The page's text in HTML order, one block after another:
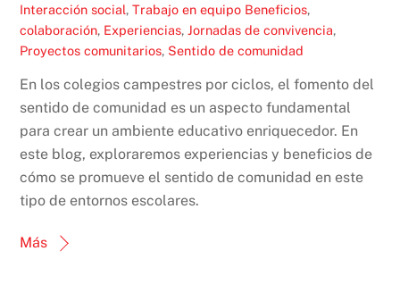
Interacción social,Trabajo en equipo Beneficios,
colaboración, Experiencias,Jornadas de convivencia,
Proyectos comunitarios, Sentido de comunidad
En los colegios campestres por ciclos, el fomento del
sentido de comunidad es un aspecto fundamental
para crear un ambiente educativo enriquecedor. En
este blog, exploraremos experiencias y beneficios de
cómo se promueve el sentido de comunidad en este
tipo de entornos escolares.
Más